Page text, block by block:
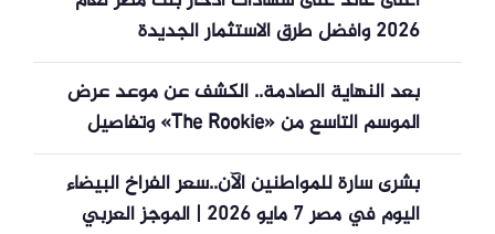
2026 وأفضل طرق الاستثمار الجديدة
بعد النهاية الصادمة.. الكشف عن موعد عرض
الموسم التاسع من «The Rookie» وتفاصيل
مصير تيم ولوسي
بشرى سارة للمواطنين الآن..سعر الفراخ البيضاء
اليوم في مصر 7 مايو 2026 | الموجز العربي